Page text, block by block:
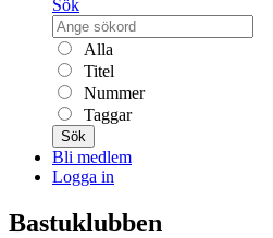
Sök
Alla
Titel
Nummer
Taggar
Sök
Bli medlem
Logga in
Bastuklubben